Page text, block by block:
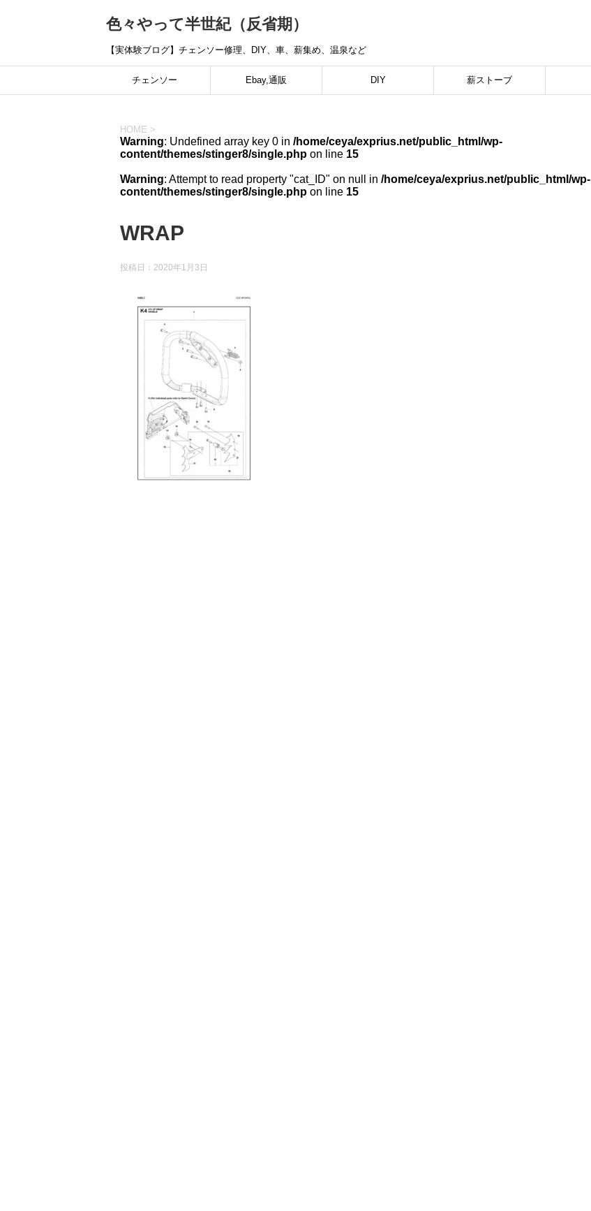
色々やって半世紀（反省期）
【実体験ブログ】チェンソー修理、DIY、車、薪集め、温泉など
チェンソー Ebay,通販 DIY 薪ストーブ
HOME >
Warning: Undefined array key 0 in /home/ceya/exprius.net/public_html/wp-
content/themes/stinger8/single.php on line 15
Warning: Attempt to read property "cat_ID" on null in /home/ceya/exprius.net/public_html/wp-
content/themes/stinger8/single.php on line 15
WRAP
投稿日： 2020年1月3日